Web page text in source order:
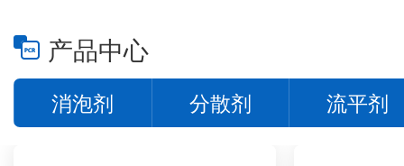
产品中心
消泡剂 分散剂 流平剂